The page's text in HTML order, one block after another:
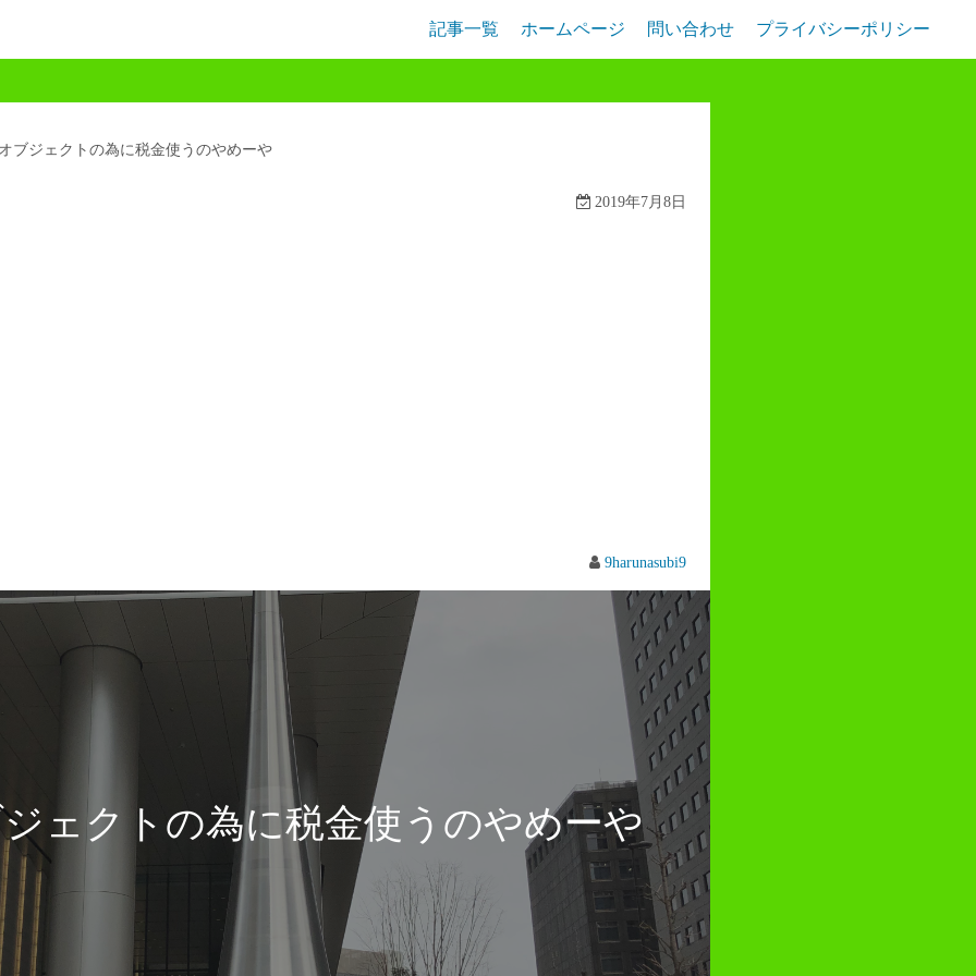
記事一覧 ホームページ 問い合わせ プライバシーポリシー
ブジェクトの為に税金使うのやめーや
2019年7月8日
9harunasubi9
ェクトの為に税金使うのやめーや